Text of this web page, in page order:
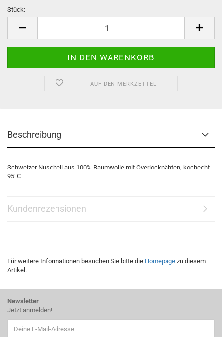
Stück:
AUF DEN MERKZETTEL
Beschreibung
Schweizer Nuscheli aus 100% Baumwolle mit Overlocknähten, kochecht
95°C
Kundenrezensionen
Für weitere Informationen besuchen Sie bitte die Homepage zu diesem
Artikel.
Newsletter
Jetzt anmelden!